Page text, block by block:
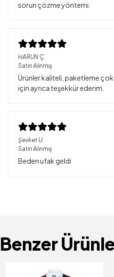
sorun çözme yöntemi.
HARUN Ç.
Satın Alınmış
Ürünler kaliteli, paketleme
için ayrıca teşekkür ederim.
Şevket U.
Satın Alınmış
Beden ufak geldi
Benzer